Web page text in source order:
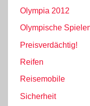
Olympia 2012
Olympische
Preisverdächtig!
Reifen
Reisemobile
Sicherheit